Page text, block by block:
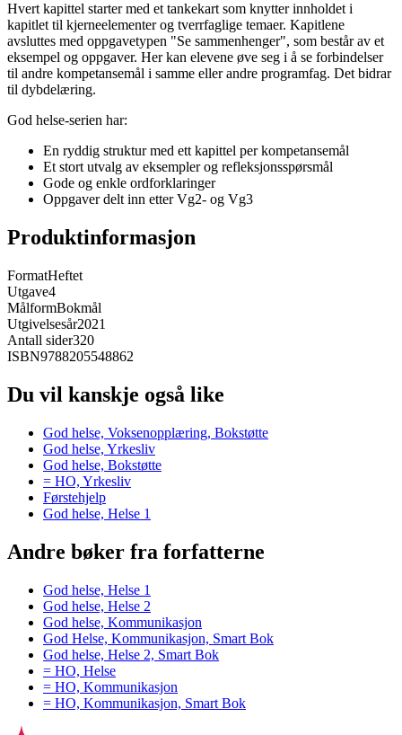
Hvert kapittel starter med et tankekart som knytter innholdet i
kapitlet til kjerneelementer og tverrfaglige temaer. Kapitlene
avsluttes med oppgavetypen "Se sammenhenger", som består av et
eksempel og oppgaver. Her kan elevene øve seg i å se forbindelser
til andre kompetansemål i samme eller andre programfag. Det bidrar
til dybdelæring.
God helse-serien har:
En ryddig struktur med ett kapittel per kompetansemål
Et stort utvalg av eksempler og refleksjonsspørsmål
Gode og enkle ordforklaringer
Oppgaver delt inn etter Vg2- og Vg3
Produktinformasjon
FormatHeftet
Utgave4
MålformBokmål
Utgivelsesår2021
Antall sider320
ISBN9788205548862
Du vil kanskje også like
God helse, Voksenopplæring, Bokstøtte
God helse, Yrkesliv
God helse, Bokstøtte
= HO, Yrkesliv
Førstehjelp
God helse, Helse 1
Andre bøker fra forfatterne
God helse, Helse 1
God helse, Helse 2
God helse, Kommunikasjon
God Helse, Kommunikasjon, Smart Bok
God helse, Helse 2, Smart Bok
= HO, Helse
= HO, Kommunikasjon
= HO, Kommunikasjon, Smart Bok